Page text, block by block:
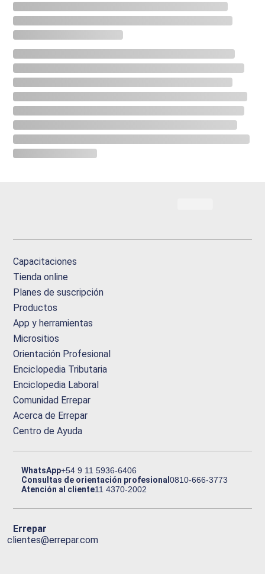
Capacitaciones
Tienda online
Planes de suscripción
Productos
App y herramientas
Micrositios
Orientación Profesional
Enciclopedia Tributaria
Enciclopedia Laboral
Comunidad Errepar
Acerca de Errepar
Centro de Ayuda
WhatsApp+54 9 11 5936-6406
Consultas de orientación profesional0810-666-3773
Atención al cliente11 4370-2002
Errepar
clientes@errepar.com